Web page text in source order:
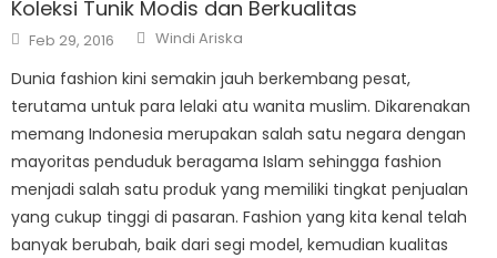
Koleksi Tunik Modis dan Berkualitas
Posted
on
Feb 29, 2016 Author
Windi Ariska
Dunia fashion kini semakin jauh berkembang pesat,
terutama untuk para lelaki atu wanita muslim. Dikarenakan
memang Indonesia merupakan salah satu negara dengan
mayoritas penduduk beragama Islam sehingga fashion
menjadi salah satu produk yang memiliki tingkat penjualan
yang cukup tinggi di pasaran. Fashion yang kita kenal telah
banyak berubah, baik dari segi model, kemudian kualitas